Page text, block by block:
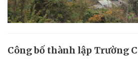
Công bố thành lập Trường